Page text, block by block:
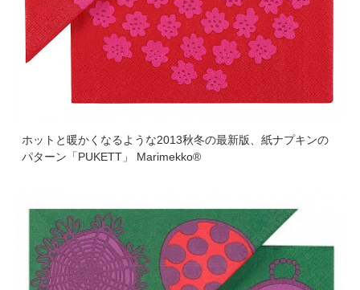
ホットと暖かくなるような2013秋冬の最新版、紙ナプキンの
パターン「PUKETT」 Marimekko®